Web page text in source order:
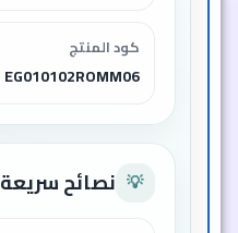
كود المنتج
EG010102ROMM06
💡 نصائح سريعة